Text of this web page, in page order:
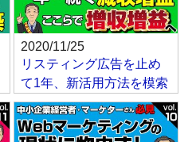
2020/11/25
リスティング広告を止め
て1年、新活用方法を模索